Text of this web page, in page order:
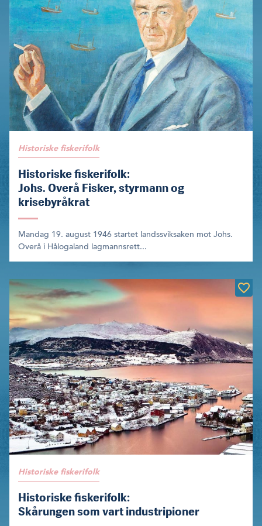
Historiske fiskerifolk
Historiske fiskerifolk:
Johs. Overå Fisker, styrmann og
krisebyråkrat
Mandag 19. august 1946 startet landssviksaken mot Johs.
Overå i Hålogaland lagmannsrett...
Historiske fiskerifolk
Historiske fiskerifolk:
Skårungen som vart industripioner